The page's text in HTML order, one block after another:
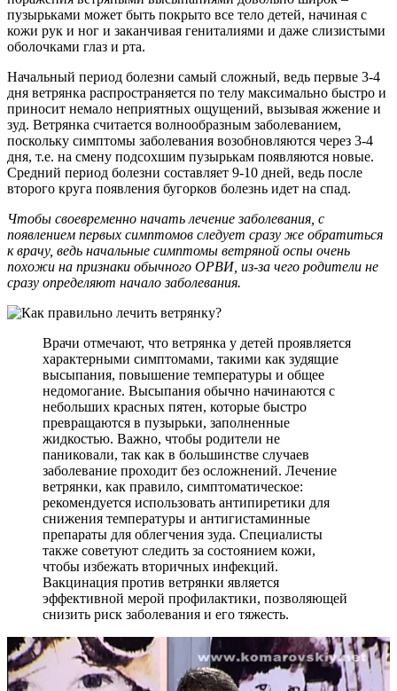
пузырьками может быть покрыто все тело детей, начиная с
кожи рук и ног и заканчивая гениталиями и даже слизистыми
оболочками глаз и рта.
Начальный период болезни самый сложный, ведь первые 3-4
дня ветрянка распространяется по телу максимально быстро и
приносит немало неприятных ощущений, вызывая жжение и
зуд. Ветрянка считается волнообразным заболеванием,
поскольку симптомы заболевания возобновляются через 3-4
дня, т.е. на смену подсохшим пузырькам появляются новые.
Средний период болезни составляет 9-10 дней, ведь после
второго круга появления бугорков болезнь идет на спад.
Чтобы своевременно начать лечение заболевания, с
появлением первых симптомов следует сразу же обратиться
к врачу, ведь начальные симптомы ветряной оспы очень
похожи на признаки обычного ОРВИ, из-за чего родители не
сразу определяют начало заболевания.
Врачи отмечают, что ветрянка у детей проявляется
характерными симптомами, такими как зудящие
высыпания, повышение температуры и общее
недомогание. Высыпания обычно начинаются с
небольших красных пятен, которые быстро
превращаются в пузырьки, заполненные
жидкостью. Важно, чтобы родители не
паниковали, так как в большинстве случаев
заболевание проходит без осложнений. Лечение
ветрянки, как правило, симптоматическое:
рекомендуется использовать антипиретики для
снижения температуры и антигистаминные
препараты для облегчения зуда. Специалисты
также советуют следить за состоянием кожи,
чтобы избежать вторичных инфекций.
Вакцинация против ветрянки является
эффективной мерой профилактики, позволяющей
снизить риск заболевания и его тяжесть.